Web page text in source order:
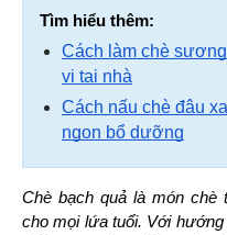
Tìm hiểu thêm:
Cách làm chè
vị tại nhà
Cách nấu chè đậu
ngon bổ dưỡng
Chè bạch quả là món chè
cho mọi lứa tuổi. Với hướng